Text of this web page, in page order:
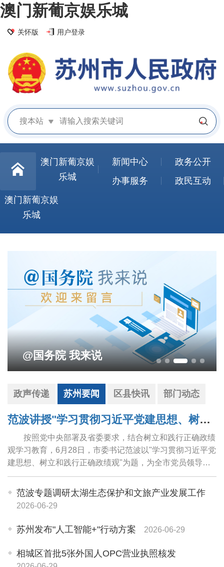
澳门新葡京娱乐城
关怀版 用户登录
搜本站
澳门新葡京娱
乐城
新闻中心
政务公开
办事服务
政民互动
澳门新葡京娱
乐城
@国务院 我来说
政声传递 苏州要闻 区县快讯 部门动态
范波讲授"学习贯彻习近平党建思想、树立和践行正确政绩观"专题党课
按照党中央部署及省委要求，结合树立和践行正确政绩
观学习教育，6月28日，市委书记范波以"学习贯彻习近平党
建思想、树立和践行正确政绩观"为题，为全市党员领导干
部讲授专题党课。他强调，要坚持用习近平党建思想武装头
脑、指导实践、推动工作，牢固树立和践...
范波专题调研太湖生态保护和文旅产业发展工作
2026-06-29
苏州发布"人工智能+"行动方案 2026-06-29
相城区首批5张外国人OPC营业执照核发